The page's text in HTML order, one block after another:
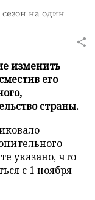
на один
изменить
его
страны.
указано, что
с 1 ноября